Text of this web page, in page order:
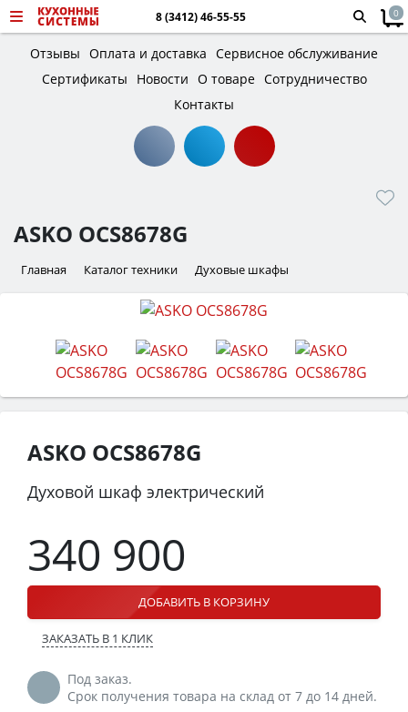
8 (3412) 46-55-55 0
Отзывы Оплата и доставка Сервисное обслуживание
Сертификаты
Новости О товаре Сотрудничество
Контакты
ASKO OCS8678G
Главная Каталог техники Духовые шкафы
ASKO OCS8678G
Духовой шкаф электрический
340 900
ДОБАВИТЬ В КОРЗИНУ
ЗАКАЗАТЬ В 1 КЛИК
Под заказ.
Срок получения товара на склад от 7 до 14 дней.